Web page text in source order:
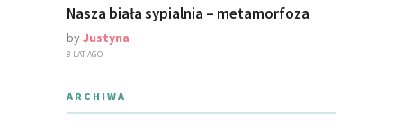
Nasza biała sypialnia – metamorfoza
byJustyna
8 LAT AGO
ARCHIWA